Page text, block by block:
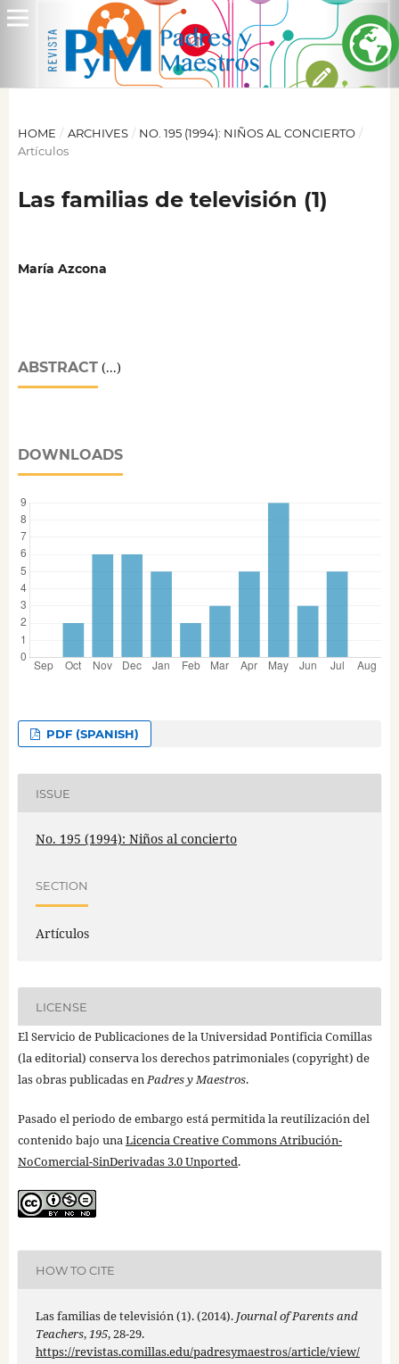
HOME / ARCHIVES / NO. 195 (1994): NIÑOS AL CONCIERTO /
Artículos
Las familias de televisión (1)
María Azcona
ABSTRACT(...)
DOWNLOADS
PDF (SPANISH)
ISSUE
No. 195 (1994): Niños al concierto
SECTION
Artículos
LICENSE
El Servicio de Publicaciones de la Universidad Pontificia Comillas
(la editorial) conserva los derechos patrimoniales (copyright) de
las obras publicadas enPadres y Maestros.
Pasado el periodo de embargo está permitida la reutilización del
contenido bajo unaLicencia Creative Commons Atribución-
NoComercial-SinDerivadas 3.0 Unported.
HOW TO CITE
Las familias de televisión (1). (2014). Journal of Parents and
Teachers,195, 28-29.
https://revistas.comillas.edu/padresymaestros/article/view/